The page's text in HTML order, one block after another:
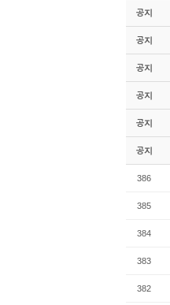
공지
공지
공지
공지
공지
공지
386
385
384
383
382